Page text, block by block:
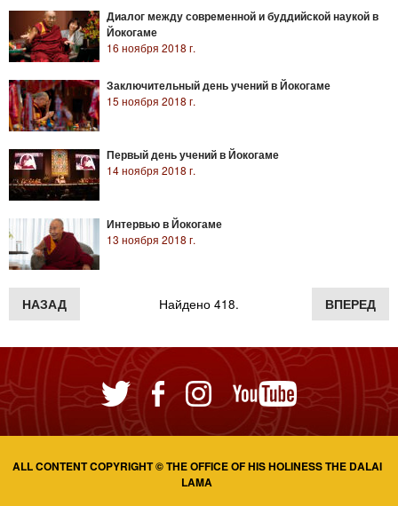
Диалог между современной и буддийской наукой в
Йокогаме
16 ноября 2018 г.
Заключительный день учений в Йокогаме
15 ноября 2018 г.
Первый день учений в Йокогаме
14 ноября 2018 г.
Интервью в Йокогаме
13 ноября 2018 г.
НАЗАД Найдено 418. ВПЕРЕД
ALL CONTENT COPYRIGHT © THE OFFICE OF HIS HOLINESS THE DALAI
LAMA